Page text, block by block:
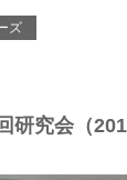
ズ
研究会（